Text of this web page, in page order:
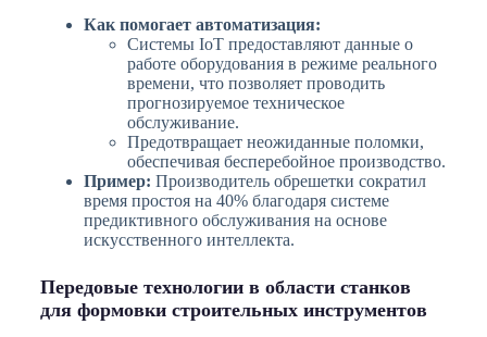
Как помогает автоматизация:
Системы IoT предоставляют данные о
работе оборудования в режиме реального
времени, что позволяет проводить
прогнозируемое техническое
обслуживание.
Предотвращает неожиданные поломки,
обеспечивая бесперебойное производство.
Пример: Производитель обрешетки сократил
время простоя на 40% благодаря системе
предиктивного обслуживания на основе
искусственного интеллекта.
Передовые технологии в области станков
для формовки строительных инструментов